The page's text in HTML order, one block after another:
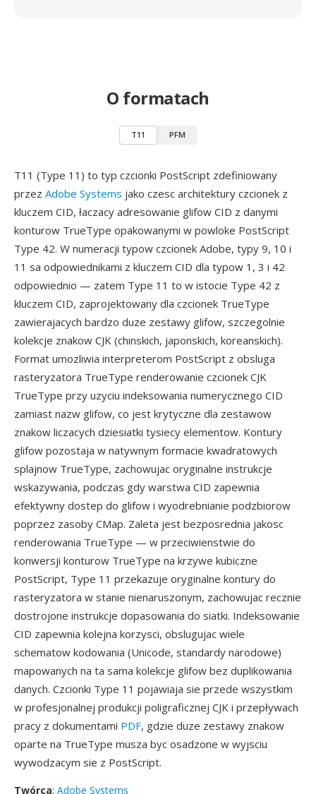
O formatach
T11 PFM
T11 (Type 11) to typ czcionki PostScript zdefiniowany
przez Adobe Systems jako czesc architektury czcionek z
kluczem CID, łaczacy adresowanie glifow CID z danymi
konturow TrueType opakowanymi w powloke PostScript
Type 42. W numeracji typow czcionek Adobe, typy 9, 10 i
11 sa odpowiednikami z kluczem CID dla typow 1, 3 i 42
odpowiednio — zatem Type 11 to w istocie Type 42 z
kluczem CID, zaprojektowany dla czcionek TrueType
zawierajacych bardzo duze zestawy glifow, szczegolnie
kolekcje znakow CJK (chinskich, japonskich, koreanskich).
Format umozliwia interpreterom PostScript z obsluga
rasteryzatora TrueType renderowanie czcionek CJK
TrueType przy uzyciu indeksowania numerycznego CID
zamiast nazw glifow, co jest krytyczne dla zestawow
znakow liczacych dziesiatki tysiecy elementow. Kontury
glifow pozostaja w natywnym formacie kwadratowych
splajnow TrueType, zachowujac oryginalne instrukcje
wskazywania, podczas gdy warstwa CID zapewnia
efektywny dostep do glifow i wyodrebnianie podzbiorow
poprzez zasoby CMap. Zaleta jest bezposrednia jakosc
renderowania TrueType — w przeciwienstwie do
konwersji konturow TrueType na krzywe kubiczne
PostScript, Type 11 przekazuje oryginalne kontury do
rasteryzatora w stanie nienaruszonym, zachowujac recznie
dostrojone instrukcje dopasowania do siatki. Indeksowanie
CID zapewnia kolejna korzysci, obslugujac wiele
schematow kodowania (Unicode, standardy narodowe)
mapowanych na ta sama kolekcje glifow bez duplikowania
danych. Czcionki Type 11 pojawiaja sie przede wszystkim
w profesjonalnej produkcji poligraficznej CJK i przepływach
pracy z dokumentami PDF, gdzie duze zestawy znakow
oparte na TrueType musza byc osadzone w wyjsciu
wywodzacym sie z PostScript.
Twórca: Adobe Systems